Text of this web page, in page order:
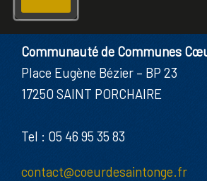
Communauté de Communes
Place Eugène Bézier – BP 23
17250 SAINT PORCHAIRE
Tel : 05 46 95 35 83
contact@coeurdesaintonge.fr